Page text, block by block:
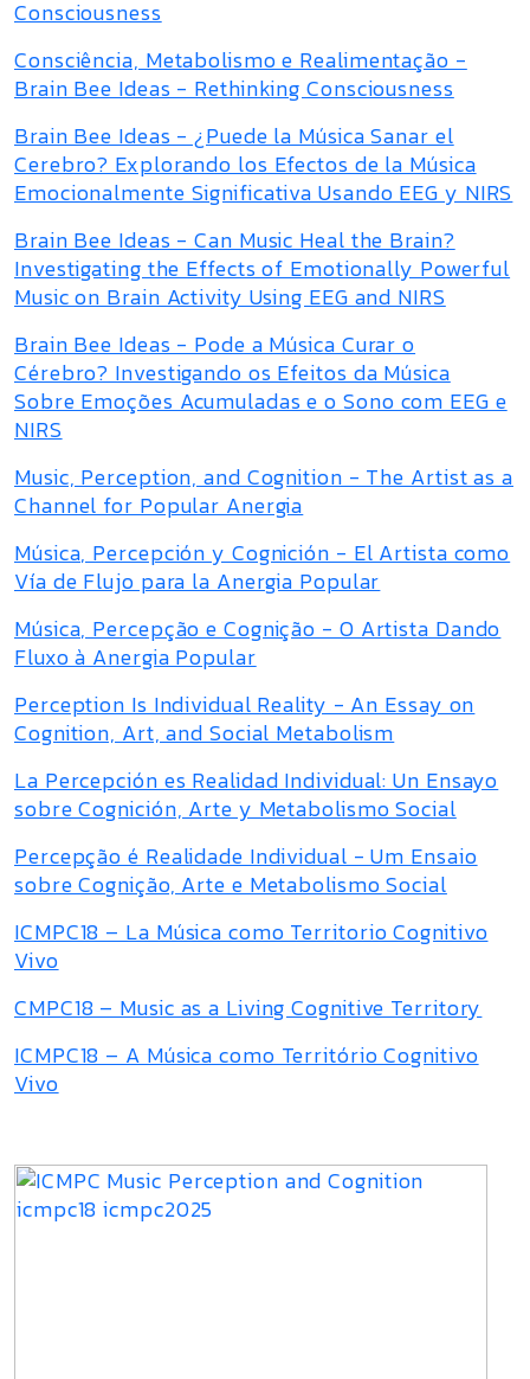
Consciousness
Consciência, Metabolismo e Realimentação -
Brain Bee Ideas - Rethinking Consciousness
Brain Bee Ideas - ¿Puede la Música Sanar el
Cerebro? Explorando los Efectos de la Música
Emocionalmente Significativa Usando EEG y NIRS
Brain Bee Ideas - Can Music Heal the Brain?
Investigating the Effects of Emotionally Powerful
Music on Brain Activity Using EEG and NIRS
Brain Bee Ideas - Pode a Música Curar o
Cérebro? Investigando os Efeitos da Música
Sobre Emoções Acumuladas e o Sono com EEG e
NIRS
Music, Perception, and Cognition - The Artist as a
Channel for Popular Anergia
Música, Percepción y Cognición - El Artista como
Vía de Flujo para la Anergia Popular
Música, Percepção e Cognição - O Artista Dando
Fluxo à Anergia Popular
Perception Is Individual Reality - An Essay on
Cognition, Art, and Social Metabolism
La Percepción es Realidad Individual: Un Ensayo
sobre Cognición, Arte y Metabolismo Social
Percepção é Realidade Individual - Um Ensaio
sobre Cognição, Arte e Metabolismo Social
ICMPC18 – La Música como Territorio Cognitivo
Vivo
CMPC18 – Music as a Living Cognitive Territory
ICMPC18 – A Música como Território Cognitivo
Vivo